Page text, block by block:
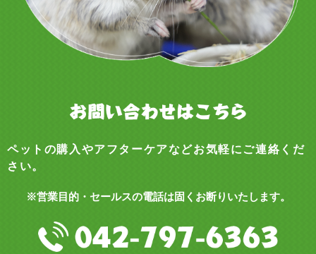
ペットの購入やアフターケアなどお気軽にご連絡くだ
さい。
※営業目的・セールスの電話は固くお断りいたします。